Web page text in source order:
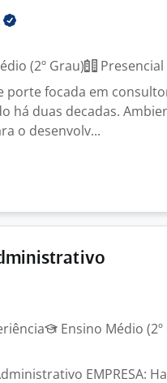
(2º Grau)
Presencial
porte focada em
há duas decadas.
o desenvolv...
Ensino Médio (2º
EMPRESA: